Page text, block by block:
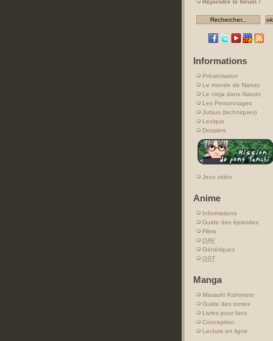
Rejoindre le forum !
Informations
Présentation
Le monde de Naruto
Le ninja dans Naruto
Les Personnages
Jutsus (techniques)
Lexique
Dossiers
Jeux vidéo
Anime
Informations
Guide des épisodes
Films
OAV
Génériques
OST
Manga
Masashi Kishimoto
Guide des tomes
Livres pour fans
Conception
Lecture en ligne